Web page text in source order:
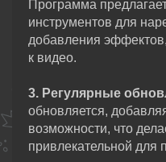
Программа
инструментов для
добавления
к видео.
3. Регулярные
обновляется,
возможности, что
привлекательной для